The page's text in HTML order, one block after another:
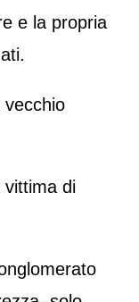
e la propria
vecchio
vittima di